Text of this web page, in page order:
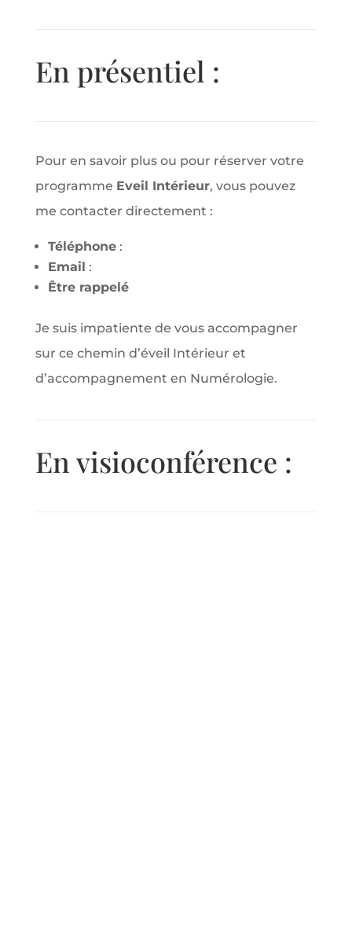
En présentiel :
Pour en savoir plus ou pour réserver votre
programme Eveil Intérieur, vous pouvez
me contacter directement :
Téléphone:
Email :
Être rappelé
Je suis impatiente de vous accompagner
sur ce chemin d’éveil Intérieur et
d’accompagnement en Numérologie.
En visioconférence :